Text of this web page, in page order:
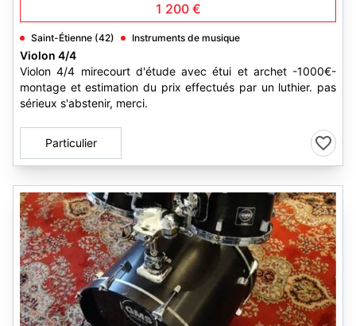
1 200 €
Saint-Étienne (42) Instruments de musique
Violon 4/4
Violon 4/4 mirecourt d'étude avec étui et archet -1000€-
montage et estimation du prix effectués par un luthier. pas
sérieux s'abstenir, merci.
Particulier